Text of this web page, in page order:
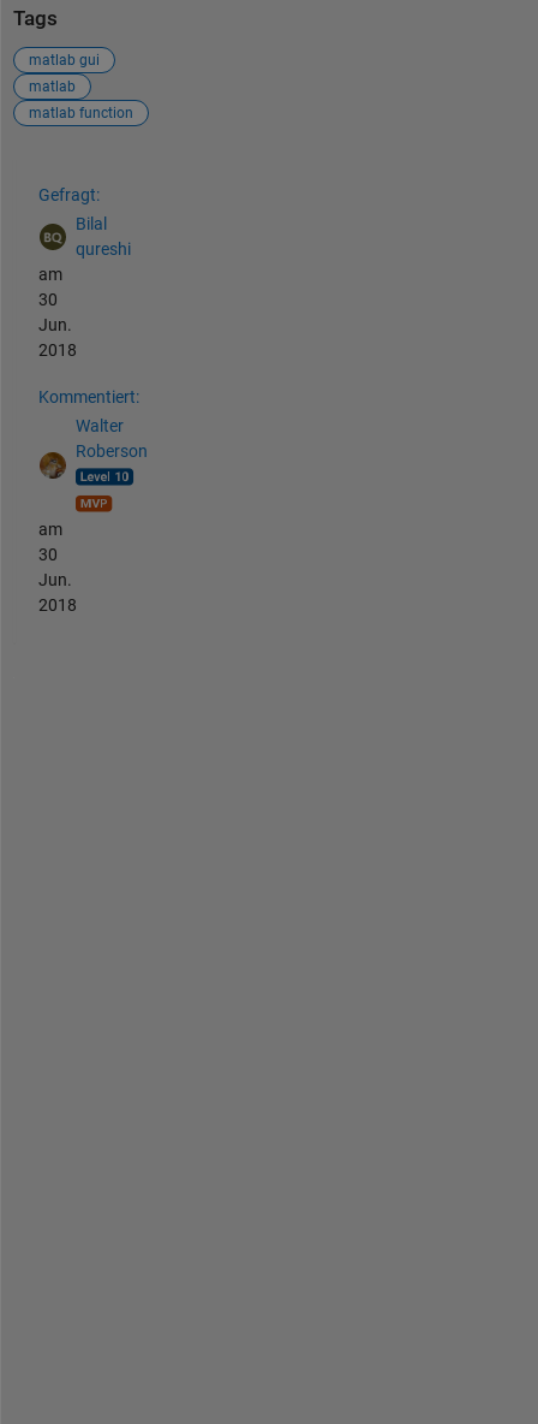
Tags
matlab gui
matlab
matlab function
Gefragt:
Bilal
qureshi
am
30
Jun.
2018
Kommentiert:
Walter
Roberson
am
30
Jun.
2018